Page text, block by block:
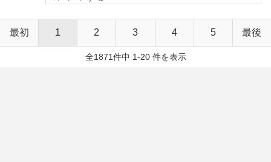
最初 1 2 3 4 5 最後
全1871件中 1-20 件を表示